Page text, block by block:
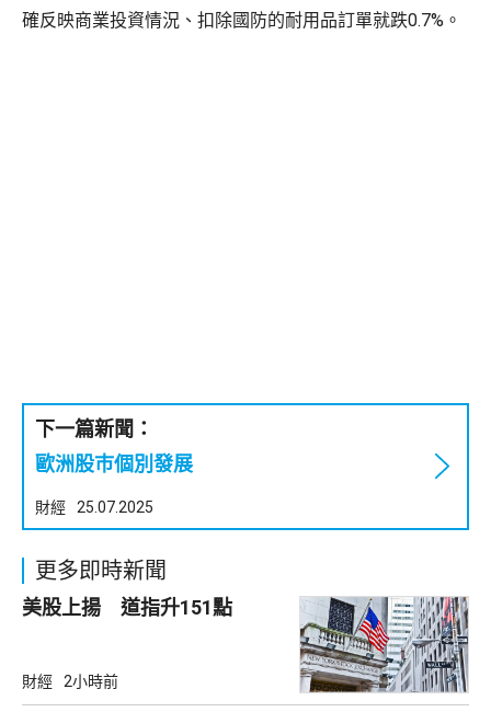
確反映商業投資情況、扣除國防的耐用品訂單就跌0.7%。
下一篇新聞：
歐洲股巿個別發展
財經 25.07.2025
更多即時新聞
美股上揚 道指升151點
財經 2小時前